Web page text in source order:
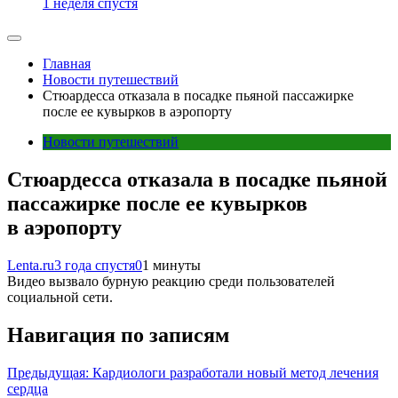
1 неделя спустя
Главная
Новости путешествий
Стюардесса отказала в посадке пьяной пассажирке
после ее кувырков в аэропорту
Новости путешествий
Стюардесса отказала в посадке пьяной
пассажирке после ее кувырков
в аэропорту
Lenta.ru3 года спустя01 минуты
Видео вызвало бурную реакцию среди пользователей
социальной сети.
Навигация по записям
Предыдущая: Кардиологи разработали новый метод лечения
сердца